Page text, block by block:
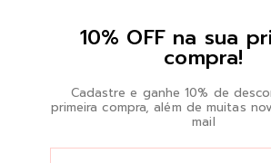
10% OFF na sua
compra!
Cadastre e ganhe 10% de
primeira compra, além de muitas
mail